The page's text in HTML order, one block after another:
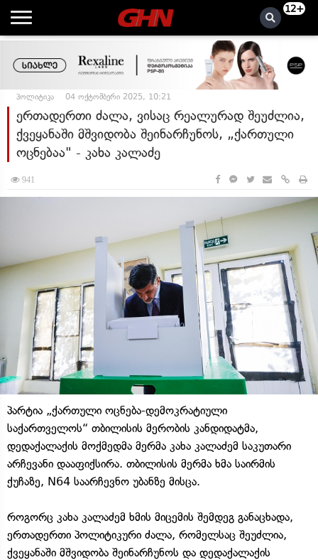
12+
პოლიტიკა 04 ოქტომბერი 2025, 10:21
ერთადერთი ძალა, ვისაც რეალურად შეუძლია,
ქვეყანაში მშვიდობა შეინარჩუნოს, „ქართული
ოცნებაა" - კახა კალაძე
941
პარტია „ქართული ოცნება-დემოკრატიული
საქართველოს“ თბილისის მერობის კანდიდატმა,
დედაქალაქის მოქმედმა მერმა კახა კალაძემ საკუთარი
არჩევანი დააფიქსირა. თბილისის მერმა ხმა საირმის
ქუჩაზე, N64 საარჩევნო უბანზე მისცა.
როგორც კახა კალაძემ ხმის მიცემის შემდეგ განაცხადა,
ერთადერთი პოლიტიკური ძალა, რომელსაც შეუძლია,
ქვეყანაში მშვიდობა შეინარჩუნოს და დედაქალაქის